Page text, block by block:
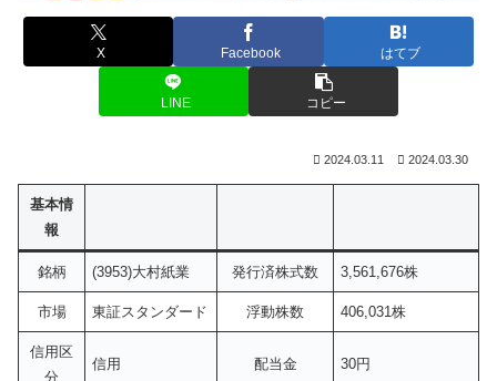
X Facebook はてブ
LINE コピー
2024.03.11 2024.03.30
基本情
報
銘柄 (3953)大村紙業 発行済株式数 3,561,676株
市場 東証スタンダード 浮動株数 406,031株
信用区
分
信用 配当金 30円